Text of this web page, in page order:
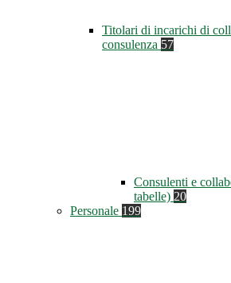
Titolari di incarichi di
consulenza 57
Consulenti e
tabelle) 20
Personale 199